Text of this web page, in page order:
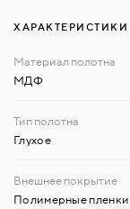
ХАРАКТЕРИСТИКИ
МДФ
Глухое
Полимерные пленки